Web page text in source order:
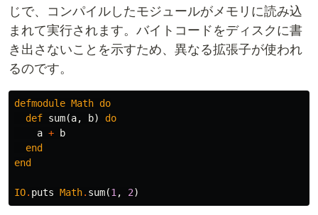
じで、コンパイルしたモジュールがメモリに読み込
まれて実行されます。バイトコードをディスクに書
き出さないことを示すため、異なる拡張子が使われ
るのです。
defmodule Math do
def sum(a, b)
do
a +
b
end
end
IO. puts Math. sum(1 , 2)